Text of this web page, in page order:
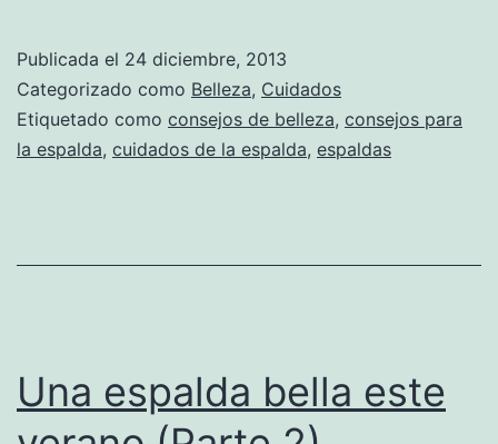
Publicada el 24 diciembre, 2013
Categorizado como Belleza, Cuidados
Etiquetado como consejos de belleza, consejos para
la espalda, cuidados de la espalda, espaldas
Una espalda bella este